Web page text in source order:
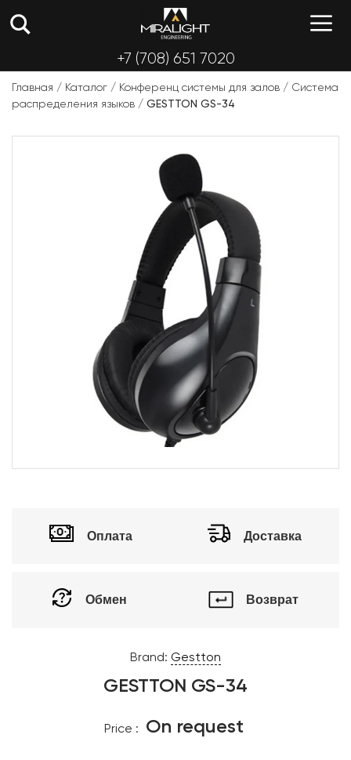
+7 (708) 651 7020
Главная / Каталог / Конференц системы для залов / Система
распределения языков / GESTTON GS-34
Оплата Доставка
Обмен Возврат
Brand: Gestton
GESTTON GS-34
Price : On request